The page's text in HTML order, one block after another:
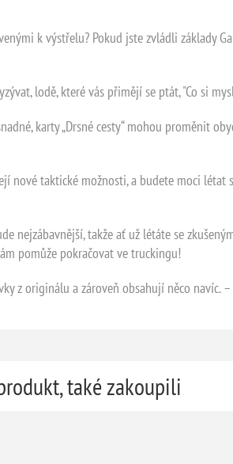
k výstřelu? Pokud jste zvládli základy
lodě, které vás přimějí se ptát, "Co si
karty „Drsné cesty“ mohou proměnit
taktické možnosti, a budete moci létat
nejzábavnější, takže ať už létáte se
pomůže pokračovat ve truckingu!
z originálu a zároveň obsahují něco navíc. –
také zakoupili